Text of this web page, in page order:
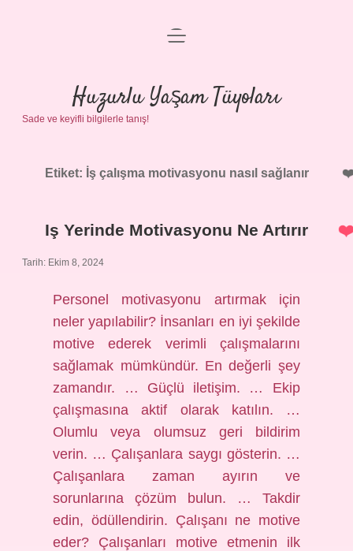
Anasayfa
Gizlilik Politikası
Yasal Uyarı
menüyü
Huzurlu Yaşam Tüyoları
Sade ve keyifli bilgilerle tanış!
Etiket: İş çalışma motivasyonu nasıl sağlanır
Iş Yerinde Motivasyonu Ne Artırır
Tarih: Ekim 8, 2024
Personel motivasyonu artırmak için
neler yapılabilir? İnsanları en iyi şekilde
motive ederek verimli çalışmalarını
sağlamak mümkündür. En değerli şey
zamandır. … Güçlü iletişim. … Ekip
çalışmasına aktif olarak katılın. …
Olumlu veya olumsuz geri bildirim
verin. … Çalışanlara saygı gösterin. …
Çalışanlara zaman ayırın ve
sorunlarına çözüm bulun. … Takdir
edin, ödüllendirin. Çalışanı ne motive
eder? Çalışanları motive etmenin ilk